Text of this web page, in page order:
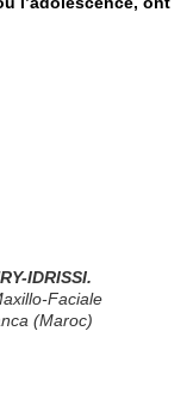
IDRISSI.
Faciale
(Maroc)